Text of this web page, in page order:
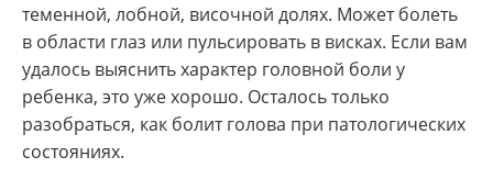
теменной, лобной, височной долях. Может болеть
в области глаз или пульсировать в висках. Если вам
удалось выяснить характер головной боли у
ребенка, это уже хорошо. Осталось только
разобраться, как болит голова при патологических
состояниях.